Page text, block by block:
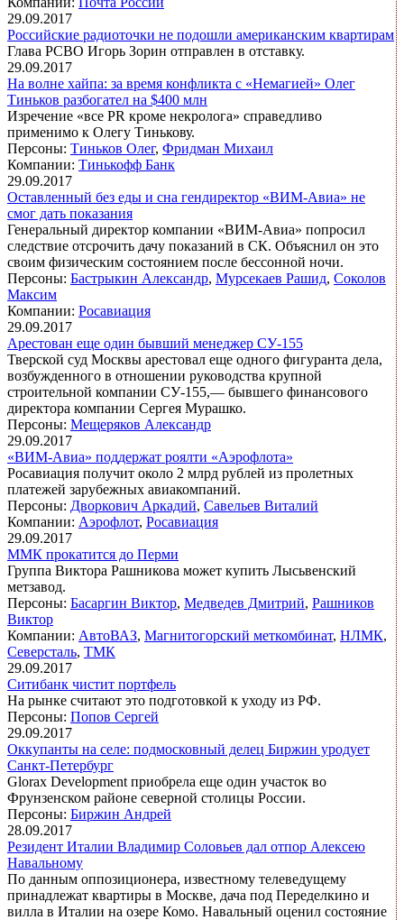
29.09.2017
Российские радиоточки не подошли американским квартирам
Глава РСВО Игорь Зорин отправлен в отставку.
29.09.2017
На волне хайпа: за время конфликта с «Немагией» Олег
Тиньков разбогател на $400 млн
Изречение «все PR кроме некролога» справедливо
применимо к Олегу Тинькову.
Персоны: Тиньков Олег, Фридман Михаил
Компании: Тинькофф Банк
29.09.2017
Оставленный без еды и сна гендиректор «ВИМ-Авиа» не
смог дать показания
Генеральный директор компании «ВИМ-Авиа» попросил
следствие отсрочить дачу показаний в СК. Объяснил он это
своим физическим состоянием после бессонной ночи.
Персоны: Бастрыкин Александр, Мурсекаев Рашид, Соколов
Максим
Компании: Росавиация
29.09.2017
Арестован еще один бывший менеджер СУ-155
Тверской суд Москвы арестовал еще одного фигуранта дела,
возбужденного в отношении руководства крупной
строительной компании СУ-155,— бывшего финансового
директора компании Сергея Мурашко.
Персоны: Мещеряков Александр
29.09.2017
«ВИМ-Авиа» поддержат роялти «Аэрофлота»
Росавиация получит около 2 млрд рублей из пролетных
платежей зарубежных авиакомпаний.
Персоны: Дворкович Аркадий, Савельев Виталий
Компании: Аэрофлот, Росавиация
29.09.2017
ММК прокатится до Перми
Группа Виктора Рашникова может купить Лысьвенский
метзавод.
Персоны: Басаргин Виктор, Медведев Дмитрий, Рашников
Виктор
Компании: АвтоВАЗ, Магнитогорский меткомбинат, НЛМК,
Северсталь, ТМК
29.09.2017
Ситибанк чистит портфель
На рынке считают это подготовкой к уходу из РФ.
Персоны: Попов Сергей
29.09.2017
Оккупанты на селе: подмосковный делец Биржин уродует
Санкт-Петербург
Glorax Development приобрела еще один участок во
Фрунзенском районе северной столицы России.
Персоны: Биржин Андрей
28.09.2017
Резидент Италии Владимир Соловьев дал отпор Алексею
Навальному
По данным оппозиционера, известному телеведущему
принадлежат квартиры в Москве, дача под Переделкино и
вилла в Италии на озере Комо. Навальный оценил состояние